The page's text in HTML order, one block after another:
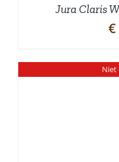
Jura Claris
€
Niet